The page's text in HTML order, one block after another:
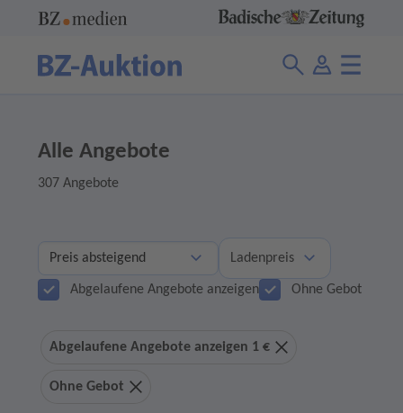
Alle Angebote
307 Angebote
Ladenpreis
Abgelaufene Angebote anzeigen Ohne Gebot
Abgelaufene Angebote anzeigen 1 €
Ohne Gebot